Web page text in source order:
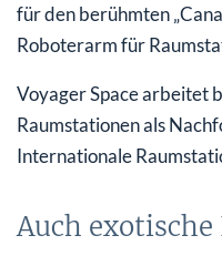
für den berühmten
Roboterarm für
Voyager Space arbeitet
Raumstationen als
Internationale
Auch